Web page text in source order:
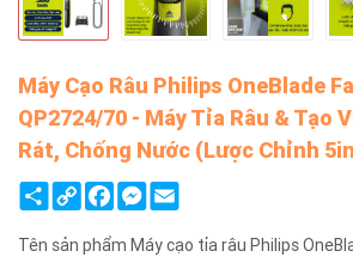
Máy Cạo Râu Philips OneBlade
QP2724/70 - Máy Tỉa Râu & Tạo
Rát, Chống Nước (Lược Chỉnh
ShareCopy
Link
FacebookMessenger
Email
Tên sản phẩm Máy cạo tỉa râu Philips